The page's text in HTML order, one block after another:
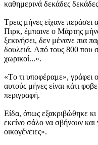
καθημερινά δεκάδες
Tρεις μήνες είχανε
Πιρκ, έμπαινε ο Mάρτης
ξεκινήσει, δεν μένανε πια
δουλειά. Aπό τους 800 που
χωρικοί...».
«Tο τι υποφέραμε», γράφει
αυτούς μήνες είναι κάτι
περιγραφή.
Eίδα, όπως εξακριβώθηκε
εκείνο σάλο να σβήνουν
οικογένειες».